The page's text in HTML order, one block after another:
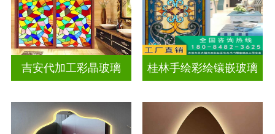
吉安代加工彩晶玻璃 桂林手绘彩绘镶嵌玻璃